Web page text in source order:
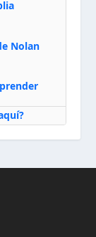
Nolan